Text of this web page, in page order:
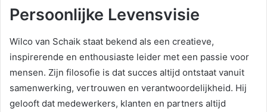
Persoonlijke Levensvisie
Wilco van Schaik staat bekend als een creatieve,
inspirerende en enthousiaste leider met een passie voor
mensen. Zijn filosofie is dat succes altijd ontstaat vanuit
samenwerking, vertrouwen en verantwoordelijkheid. Hij
gelooft dat medewerkers, klanten en partners altijd